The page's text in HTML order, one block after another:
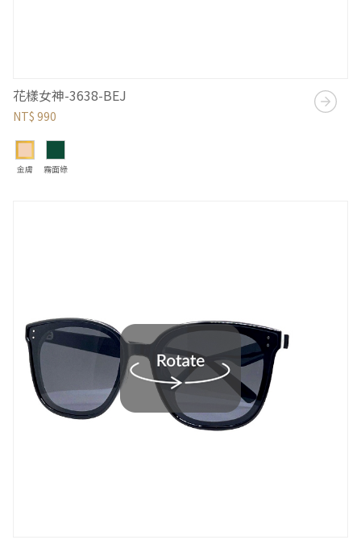
花樣女神-3638-BEJ
NT$ 990
金膚 霧面綠